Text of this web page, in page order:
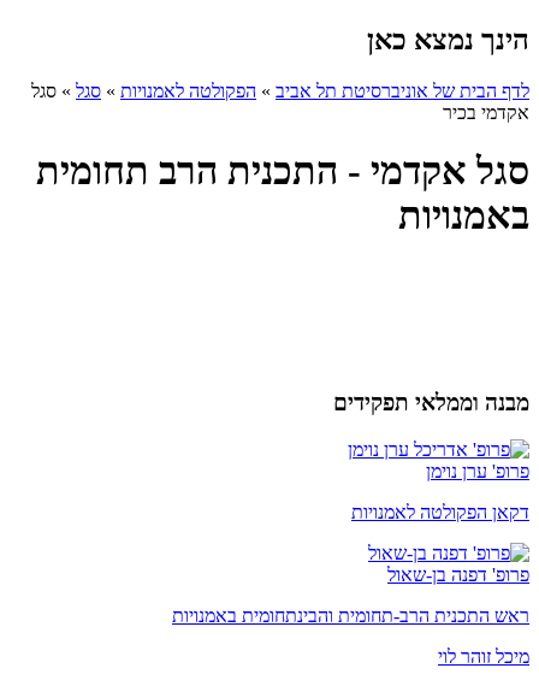
הינך נמצא כאן
לדף הבית של אוניברסיטת תל אביב » הפקולטה לאמנויות » סגל » סגל
אקדמי בכיר
סגל אקדמי - התכנית הרב תחומית
באמנויות
מבנה וממלאי תפקידים
פרופ' ערן נוימן
דקאן הפקולטה לאמנויות
פרופ' דפנה בן-שאול
ראש התכנית הרב-תחומית והבינתחומית באמנויות
מיכל זוהר לוי